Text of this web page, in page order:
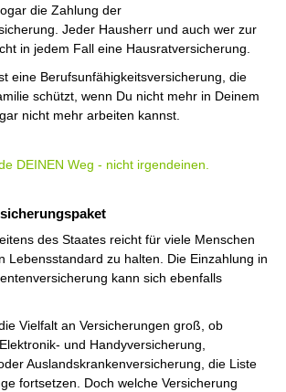
die Zahlung der
Jeder Hausherr und auch wer zur
in jedem Fall eine Hausratversicherung.
eine Berufsunfähigkeitsversicherung, die
schützt, wenn Du nicht mehr in Deinem
nicht mehr arbeiten kannst.
DEINEN Weg - nicht irgendeinen.
des Staates reicht für viele Menschen
Lebensstandard zu halten. Die Einzahlung in
kann sich ebenfalls
Vielfalt an Versicherungen groß, ob
und Handyversicherung,
Auslandskrankenversicherung, die Liste
fortsetzen. Doch welche Versicherung